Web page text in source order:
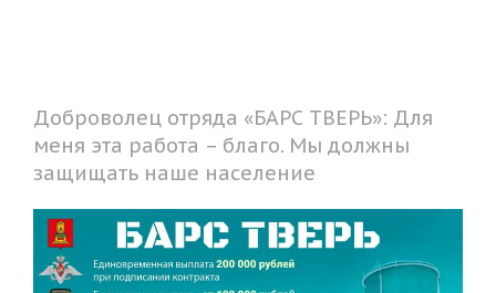
Доброволец отряда «БАРС ТВЕРЬ»: Для
меня эта работа – благо. Мы должны
защищать наше население